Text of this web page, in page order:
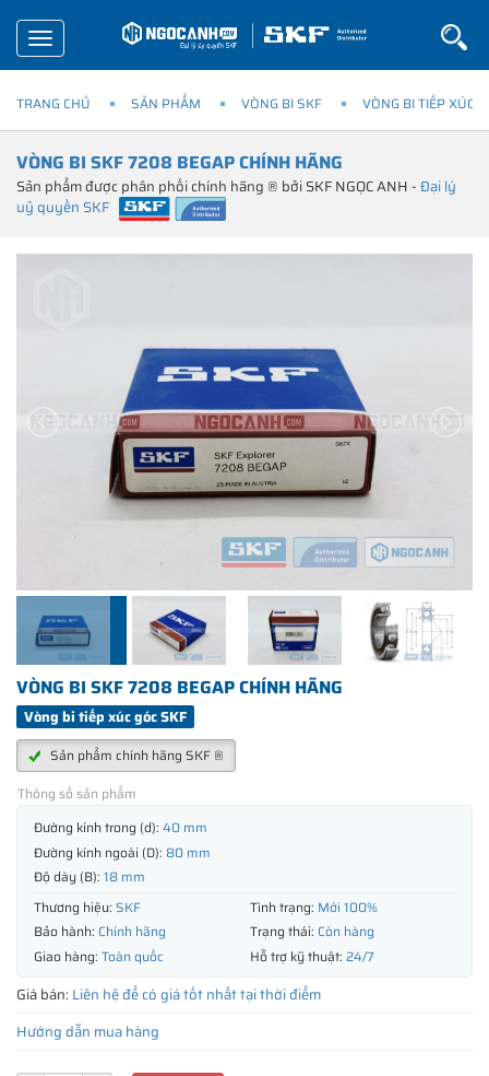
Toggle
navigation
TRANG CHỦ SẢN PHẨM VÒNG BI SKF VÒNG BI TIẾP XÚC
VÒNG BI SKF 7208 BEGAP CHÍNH HÃNG
Sản phẩm được phân phối chính hãng ® bởi SKF NGỌC ANH -Đại lý
uỷ quyền SKF
VÒNG BI SKF 7208 BEGAP CHÍNH HÃNG
Vòng bi tiếp xúc góc SKF
Sản phẩm chính hãng SKF ®
Thông số sản phẩm
Đường kính trong (d): 40 mm
Đường kính ngoài (D): 80 mm
Độ dày (B): 18 mm
Thương hiệu: SKF Tình trạng: Mới 100%
Bảo hành: Chính hãng Trạng thái: Còn hàng
Giao hàng: Toàn quốc Hỗ trợ kỹ thuật: 24/7
Giá bán: Liên hệ để có giá tốt nhất tại thời điểm
Hướng dẫn mua hàng